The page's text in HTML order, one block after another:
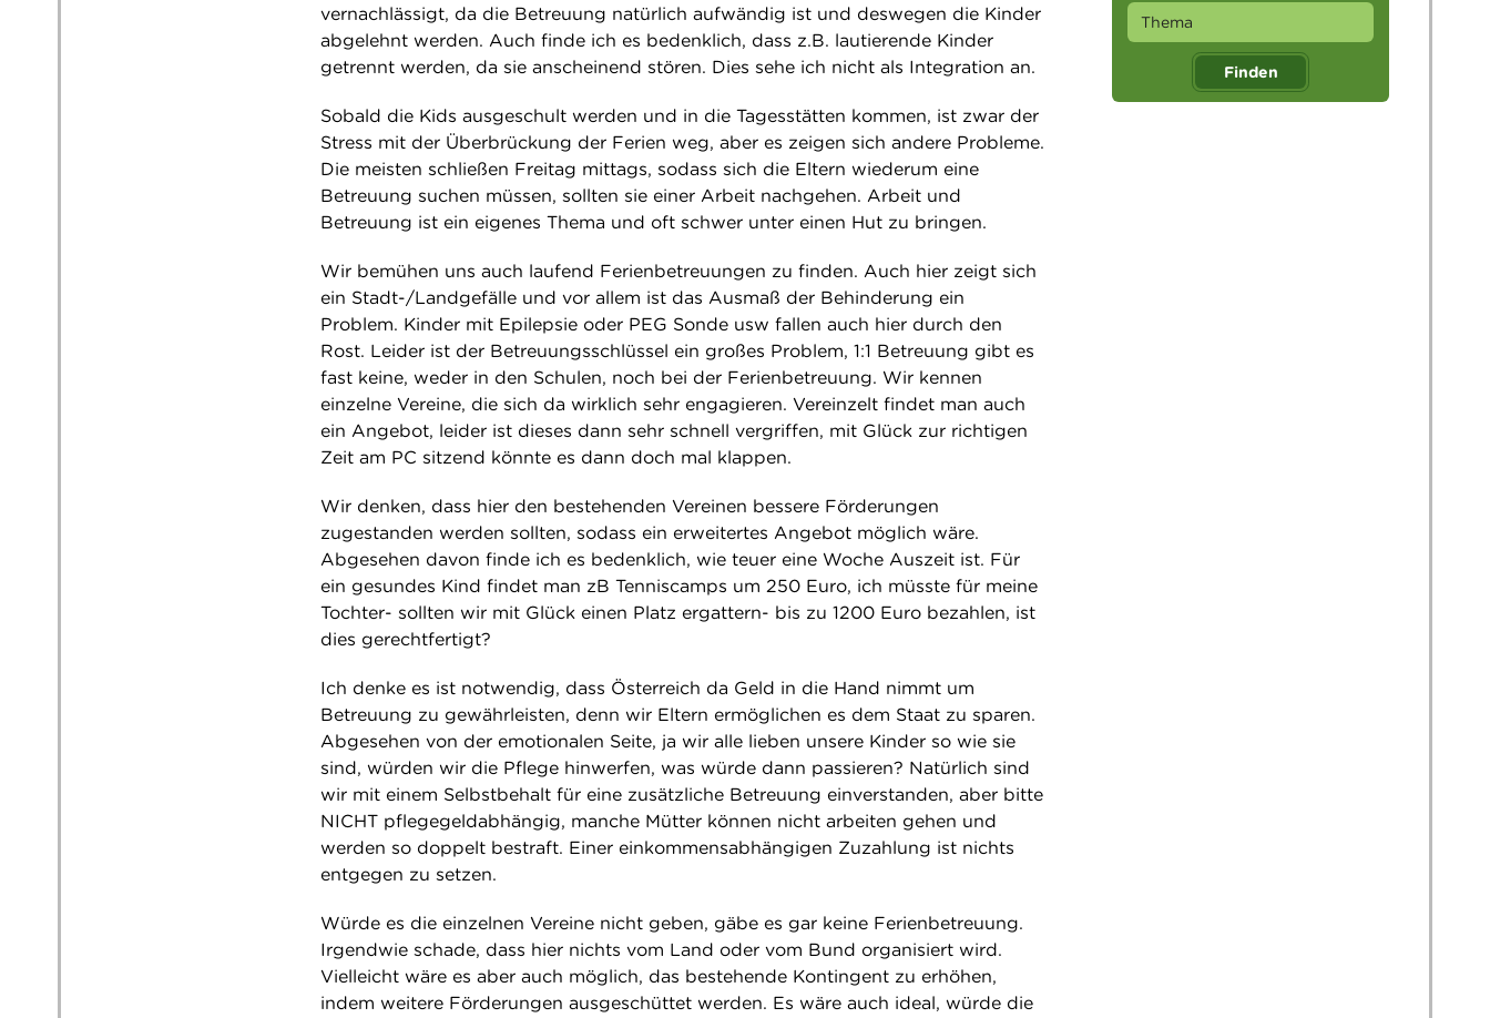
vernachlässigt, da die Betreuung natürlich aufwändig ist und deswegen die Kinder
abgelehnt werden. Auch finde ich es bedenklich, dass z.B. lautierende Kinder
getrennt werden, da sie anscheinend stören. Dies sehe ich nicht als Integration an.
Sobald die Kids ausgeschult werden und in die Tagesstätten kommen, ist zwar der
Stress mit der Überbrückung der Ferien weg, aber es zeigen sich andere Probleme.
Die meisten schließen Freitag mittags, sodass sich die Eltern wiederum eine
Betreuung suchen müssen, sollten sie einer Arbeit nachgehen. Arbeit und
Betreuung ist ein eigenes Thema und oft schwer unter einen Hut zu bringen.
Wir bemühen uns auch laufend Ferienbetreuungen zu finden. Auch hier zeigt sich
ein Stadt-/Landgefälle und vor allem ist das Ausmaß der Behinderung ein
Problem. Kinder mit Epilepsie oder PEG Sonde usw fallen auch hier durch den
Rost. Leider ist der Betreuungsschlüssel ein großes Problem, 1:1 Betreuung gibt es
fast keine, weder in den Schulen, noch bei der Ferienbetreuung. Wir kennen
einzelne Vereine, die sich da wirklich sehr engagieren. Vereinzelt findet man auch
ein Angebot, leider ist dieses dann sehr schnell vergriffen, mit Glück zur richtigen
Zeit am PC sitzend könnte es dann doch mal klappen.
Wir denken, dass hier den bestehenden Vereinen bessere Förderungen
zugestanden werden sollten, sodass ein erweitertes Angebot möglich wäre.
Abgesehen davon finde ich es bedenklich, wie teuer eine Woche Auszeit ist. Für
ein gesundes Kind findet man zB Tenniscamps um 250 Euro, ich müsste für meine
Tochter- sollten wir mit Glück einen Platz ergattern- bis zu 1200 Euro bezahlen, ist
dies gerechtfertigt?
Ich denke es ist notwendig, dass Österreich da Geld in die Hand nimmt um
Betreuung zu gewährleisten, denn wir Eltern ermöglichen es dem Staat zu sparen.
Abgesehen von der emotionalen Seite, ja wir alle lieben unsere Kinder so wie sie
sind, würden wir die Pflege hinwerfen, was würde dann passieren? Natürlich sind
wir mit einem Selbstbehalt für eine zusätzliche Betreuung einverstanden, aber bitte
NICHT pflegegeldabhängig, manche Mütter können nicht arbeiten gehen und
werden so doppelt bestraft. Einer einkommensabhängigen Zuzahlung ist nichts
entgegen zu setzen.
Würde es die einzelnen Vereine nicht geben, gäbe es gar keine Ferienbetreuung.
Irgendwie schade, dass hier nichts vom Land oder vom Bund organisiert wird.
Vielleicht wäre es aber auch möglich, das bestehende Kontingent zu erhöhen,
indem weitere Förderungen ausgeschüttet werden. Es wäre auch ideal, würde die
Finden